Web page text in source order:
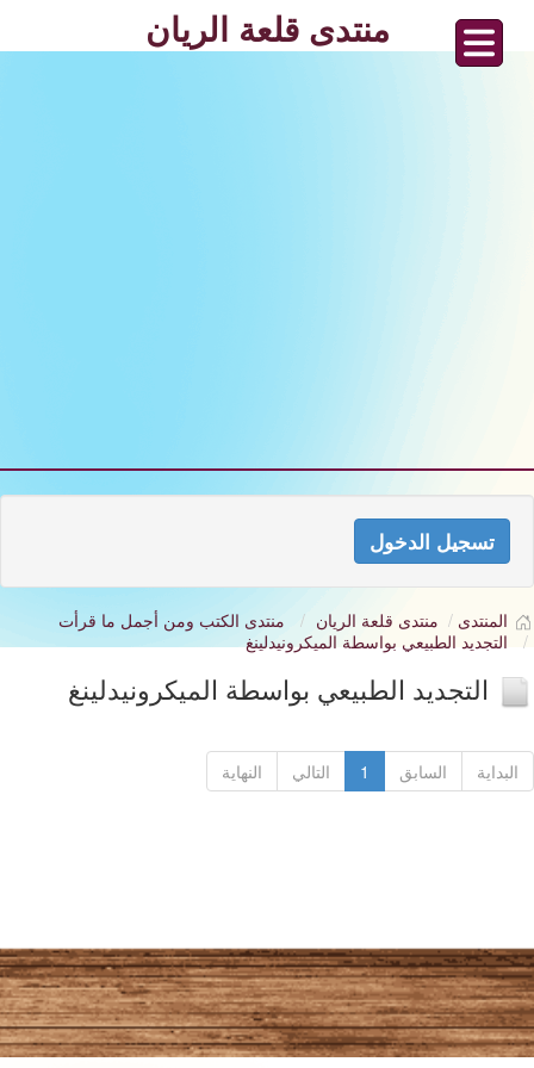
منتدى قلعة الريان
تسجيل الدخول
المنتدى منتدى قلعة الريان
منتدى الكتب ومن أجمل ما قرأت
التجديد الطبيعي بواسطة الميكرونيدلينغ
التجديد الطبيعي بواسطة الميكرونيدلينغ
البداية السابق 1 التالي النهاية